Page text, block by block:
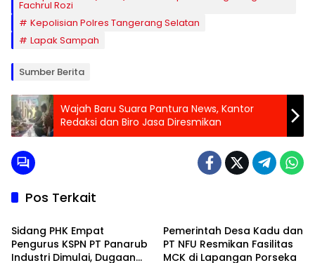
Fachrul Rozi
Kepolisian Polres Tangerang Selatan
Lapak Sampah
Sumber Berita
Wajah Baru Suara Pantura News, Kantor
Redaksi dan Biro Jasa Diresmikan
Pos Terkait
Bisnis
Sidang PHK Empat
Pengurus KSPN PT Panarub
Industri Dimulai, Dugaan
Pemerintah Desa Kadu dan
PT NFU Resmikan Fasilitas
MCK di Lapangan Porseka